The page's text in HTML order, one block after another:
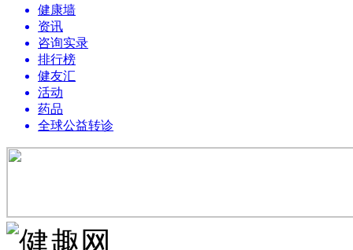
健康墙
资讯
咨询实录
排行榜
健友汇
活动
药品
全球公益转诊